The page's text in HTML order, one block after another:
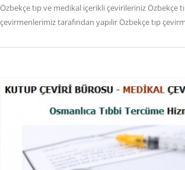
Özbekçe tıp ve medikal içerikli çevirileriniz Özbekçe
çevirmenlerimiz tarafından yapılır Özbekçe tıp